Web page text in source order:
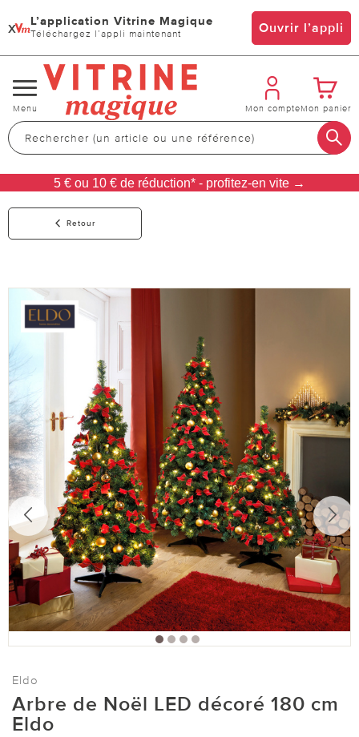
x L’application Vitrine Magique
Téléchargez l’appli maintenant Ouvrir l’appli
Changer
de
navigation
Menu Mon compteMon panier
5 € ou 10 € de réduction* - profitez-en vite →
Retour
Eldo
Arbre de Noël LED décoré 180 cm
Eldo